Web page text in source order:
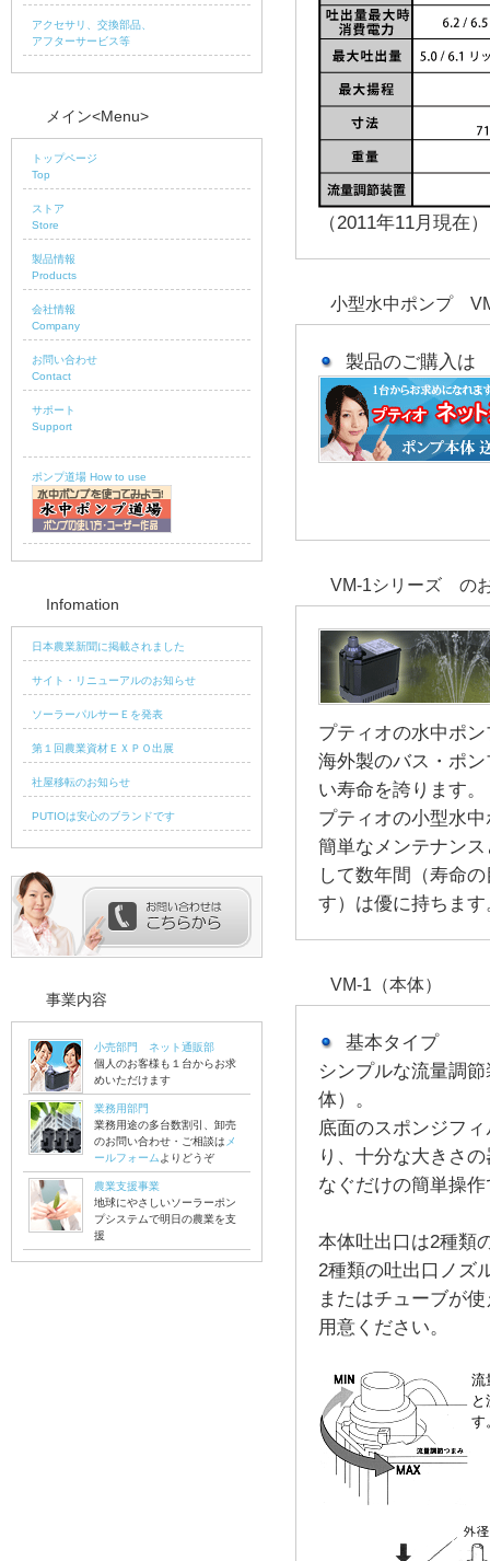
アクセサリ、交換部品、
アフターサービス等
メイン<Menu>
トップページ
Top
ストア
Store
製品情報
Products
会社情報
Company
お問い合わせ
Contact
サポート
Support
ポンプ道場 How to use
Infomation
日本農業新聞に掲載されました
サイト・リニューアルのお知らせ
ソーラーパルサーＥを発表
第１回農業資材ＥＸＰＯ出展
社屋移転のお知らせ
PUTIOは安心のブランドです
事業内容
小売部門 ネット通販部
個人のお客様も１台からお求
めいただけます
業務用部門
業務用途の多台数割引、卸売
のお問い合わせ・ご相談は メ
ールフォーム よりどうぞ
農業支援事業
地球にやさしいソーラーポン
プシステムで明日の農業を支
援
（2011年11月現在）
小型水中ポンプ
製品のご購入は
VM-1シリーズ の
プティオの水中ポ
海外製のバス・ポ
い寿命を誇ります
プティオの小型水
簡単なメンテナン
して数年間（寿命
す）は優に持ちます
VM-1（本体）
基本タイプ
シンプルな流量調
体）。
底面のスポンジフ
り、十分な大きさ
なぐだけの簡単操
本体吐出口は2種類
2種類の吐出口ノズ
またはチューブが
用意ください。
流
す